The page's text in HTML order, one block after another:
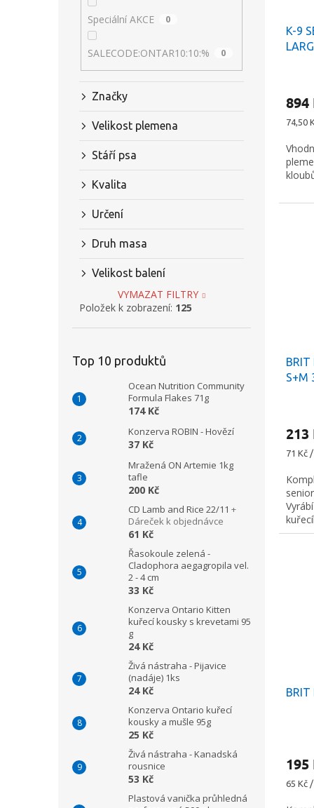
Speciální AKCE 0
SALECODE:ONTAR10:10:% 0
Značky
Velikost plemena
Stáří psa
Kvalita
Určení
Druh masa
Velikost balení
VYMAZAT FILTRY
Položek k zobrazení: 125
Top 10 produktů
Ocean Nutrition Community
Formula Flakes 71g
174 Kč
Konzerva ROBIN - Hovězí
37 Kč
Mražená ON Artemie 1kg
tafle
200 Kč
CD Lamb and Rice 22/11 +
Dáreček k objednávce
61 Kč
Řasokoule zelená -
Cladophora aegagropila vel.
2 - 4 cm
33 Kč
Konzerva Ontario Kitten
kuřecí kousky s krevetami 95
g
24 Kč
Živá nástraha - Pijavice
(nadáje) 1ks
24 Kč
Konzerva Ontario kuřecí
kousky a mušle 95g
25 Kč
Živá nástraha - Kanadská
rousnice
53 Kč
Plastová vanička průhledná
K-9
894
Měrná
74,50
S+M
213
Měrná
71 Kč
195
Měrná
65 Kč